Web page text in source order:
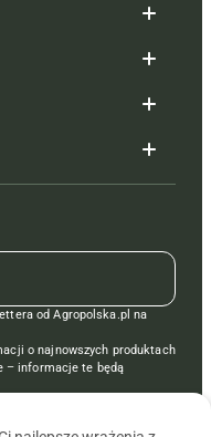
od Agropolska.pl na
o najnowszych produktach
– informacje te będą